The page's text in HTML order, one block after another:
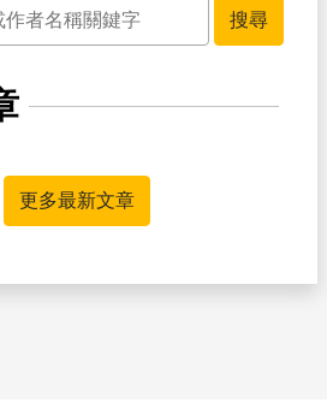
搜尋
更多最新文章